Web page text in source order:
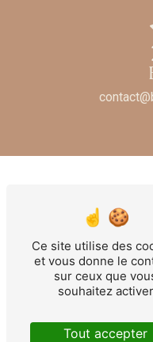
Ce site utilise des
et vous donne le
sur ceux que
souhaitez activer
Tout accepter